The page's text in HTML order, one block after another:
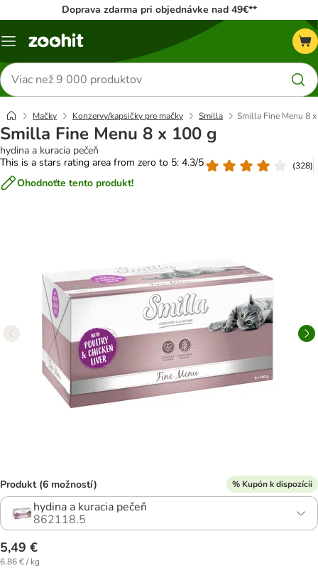
Doprava zdarma pri objednávke nad 49€**
Kategórie
Hľadať
produkty
Mačky Konzervy/kapsičky pre mačky Smilla Smilla Fine Menu 8
Smilla Fine Menu 8 x 100 g
hydina a kuracia pečeň
This is a stars rating area from zero to 5: 4.3/5
(328)
Ohodnoťte tento produkt!
Produkt (6 možností) % Kupón k dispozícii
hydina a kuracia pečeň
862118.5
5,49 €
6,86 € / kg